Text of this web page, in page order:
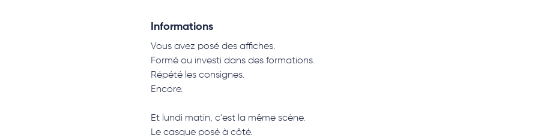
Informations
Vous avez posé des affiches.
Formé ou investi dans des formations.
Répété les consignes.
Encore.
Et lundi matin, c'est la même scène.
Le casque posé à côté.